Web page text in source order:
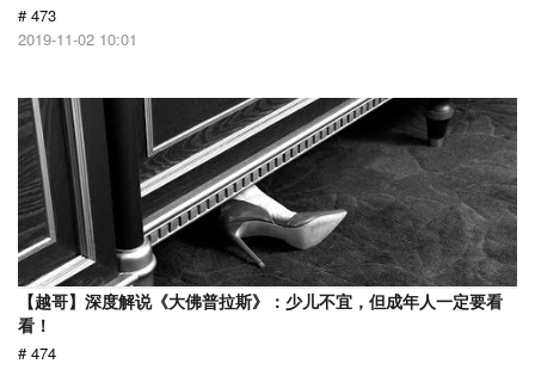
# 473
2019-11-02 10:01
【越哥】深度解说《大佛普拉斯》：少儿不宜，但成年人一定要看
看！
# 474